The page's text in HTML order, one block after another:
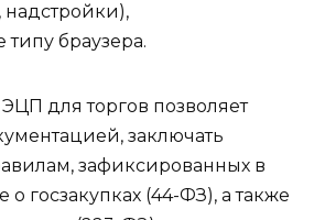
типу браузера.
для торгов позволяет
заключать
зафиксированных в
о госзакупках (44-ФЗ), а также